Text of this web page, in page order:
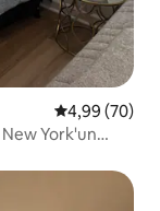
5 üzerinden
4,99 (70)